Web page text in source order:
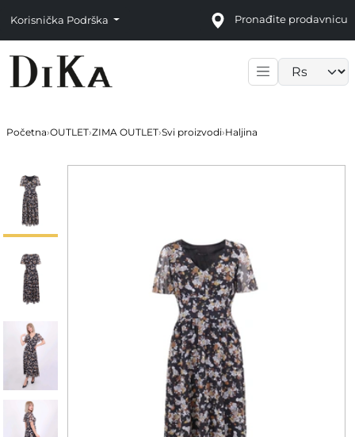
Korisnička Podrška Pronađite prodavnicu
Početna›OUTLET›ZIMA OUTLET›Svi proizvodi›Haljina